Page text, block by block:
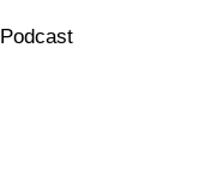
Podcast